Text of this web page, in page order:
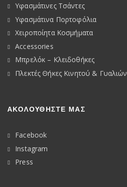
Υφασμάτινες Τσάντες
Υφασμάτινα Πορτοφόλια
Χειροποίητα Κοσμήματα
Accessories
Μπρελόκ – Κλειδοθήκες
Πλεκτές Θήκες Κινητού & Γυαλιών
ΑΚΟΛΟΥΘΉΣΤΕ ΜΑΣ
Facebook
Instagram
Press